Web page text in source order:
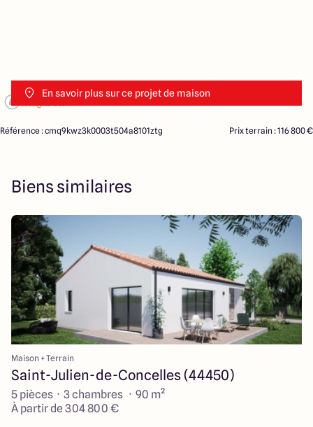
En savoir plus sur ce projet de maison
Référence : cmq9kwz3k0003t504a8101ztg Prix terrain : 116 800 €
Biens similaires
Maison + Terrain
Saint-Julien-de-Concelles (44450)
5 pièces · 3 chambres · 90 m²
À partir de 304 800 €